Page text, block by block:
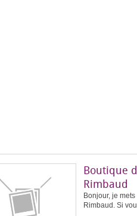
Boutique
Rimbaud
Bonjour, je
Rimbaud. Si